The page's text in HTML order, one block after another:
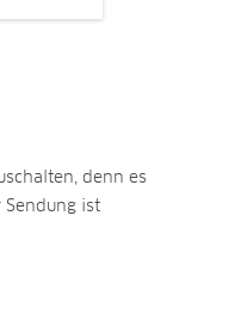
denn es
Sendung ist